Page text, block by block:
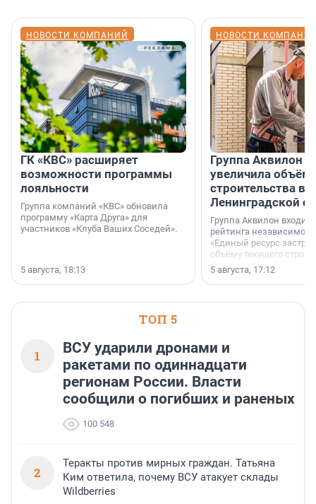
НОВОСТИ КОМПАНИЙ
ГК «КВС» расширяет
возможности программы
лояльности
Группа компаний «КВС» обновила
программу «Карта Друга» для
участников «Клуба Ваших Соседей».
5 августа, 18:13
НОВОСТИ
Группа Аквилон
увеличила объём
строительства в
Ленинградской
Группа Аквилон входит
рейтинга независимого
«Единый ресурс
объёму текущего
Ленинградской
время компания
185 429 кв. метров
5 августа, 17:12
ТОП 5
1
ВСУ ударили дронами и
ракетами по одиннадцати
регионам России. Власти
сообщили о погибших и раненых
100 548
2
Теракты против мирных граждан. Татьяна
Ким ответила, почему ВСУ атакует склады
Wildberries